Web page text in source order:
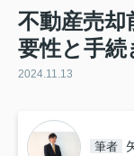
不動産売却
要性と手続
2024.11.13
筆者